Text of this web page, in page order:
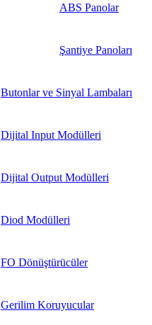
ABS Panolar
Şantiye Panoları
Butonlar ve Sinyal Lambaları
Dijital Input Modülleri
Dijital Output Modülleri
Diod Modülleri
FO Dönüştürücüler
Gerilim Koruyucular